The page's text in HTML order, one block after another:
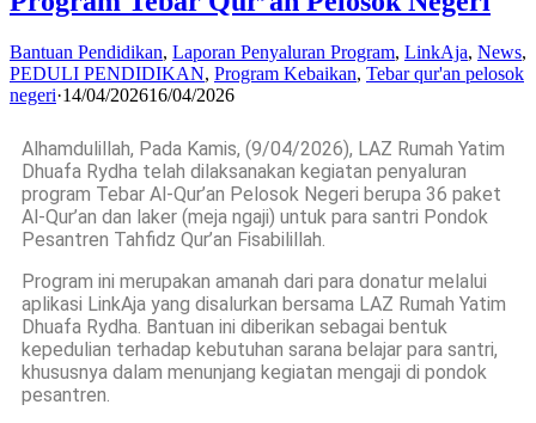
Bantuan Pendidikan, Laporan Penyaluran Program, LinkAja, News,
PEDULI PENDIDIKAN, Program Kebaikan, Tebar qur'an pelosok
negeri·14/04/202616/04/2026
Alhamdulillah, Pada Kamis, (9/04/2026), LAZ Rumah Yatim
Dhuafa Rydha telah dilaksanakan kegiatan penyaluran
program Tebar Al-Qur’an Pelosok Negeri berupa 36 paket
Al-Qur’an dan laker (meja ngaji) untuk para santri Pondok
Pesantren Tahfidz Qur’an Fisabilillah.
Program ini merupakan amanah dari para donatur melalui
aplikasi LinkAja yang disalurkan bersama LAZ Rumah Yatim
Dhuafa Rydha. Bantuan ini diberikan sebagai bentuk
kepedulian terhadap kebutuhan sarana belajar para santri,
khususnya dalam menunjang kegiatan mengaji di pondok
pesantren.